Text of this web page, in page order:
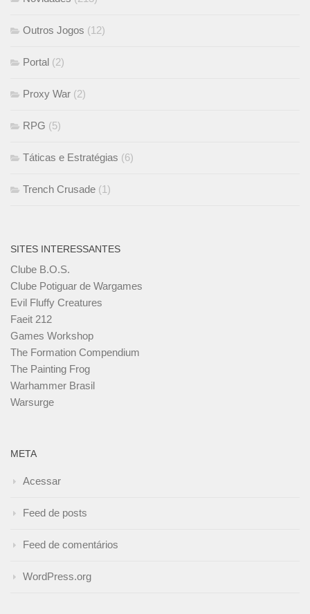
Outros Jogos (12)
Portal (2)
Proxy War (2)
RPG (5)
Táticas e Estratégias (6)
Trench Crusade (1)
SITES INTERESSANTES
Clube B.O.S.
Clube Potiguar de Wargames
Evil Fluffy Creatures
Faeit 212
Games Workshop
The Formation Compendium
The Painting Frog
Warhammer Brasil
Warsurge
META
Acessar
Feed de posts
Feed de comentários
WordPress.org